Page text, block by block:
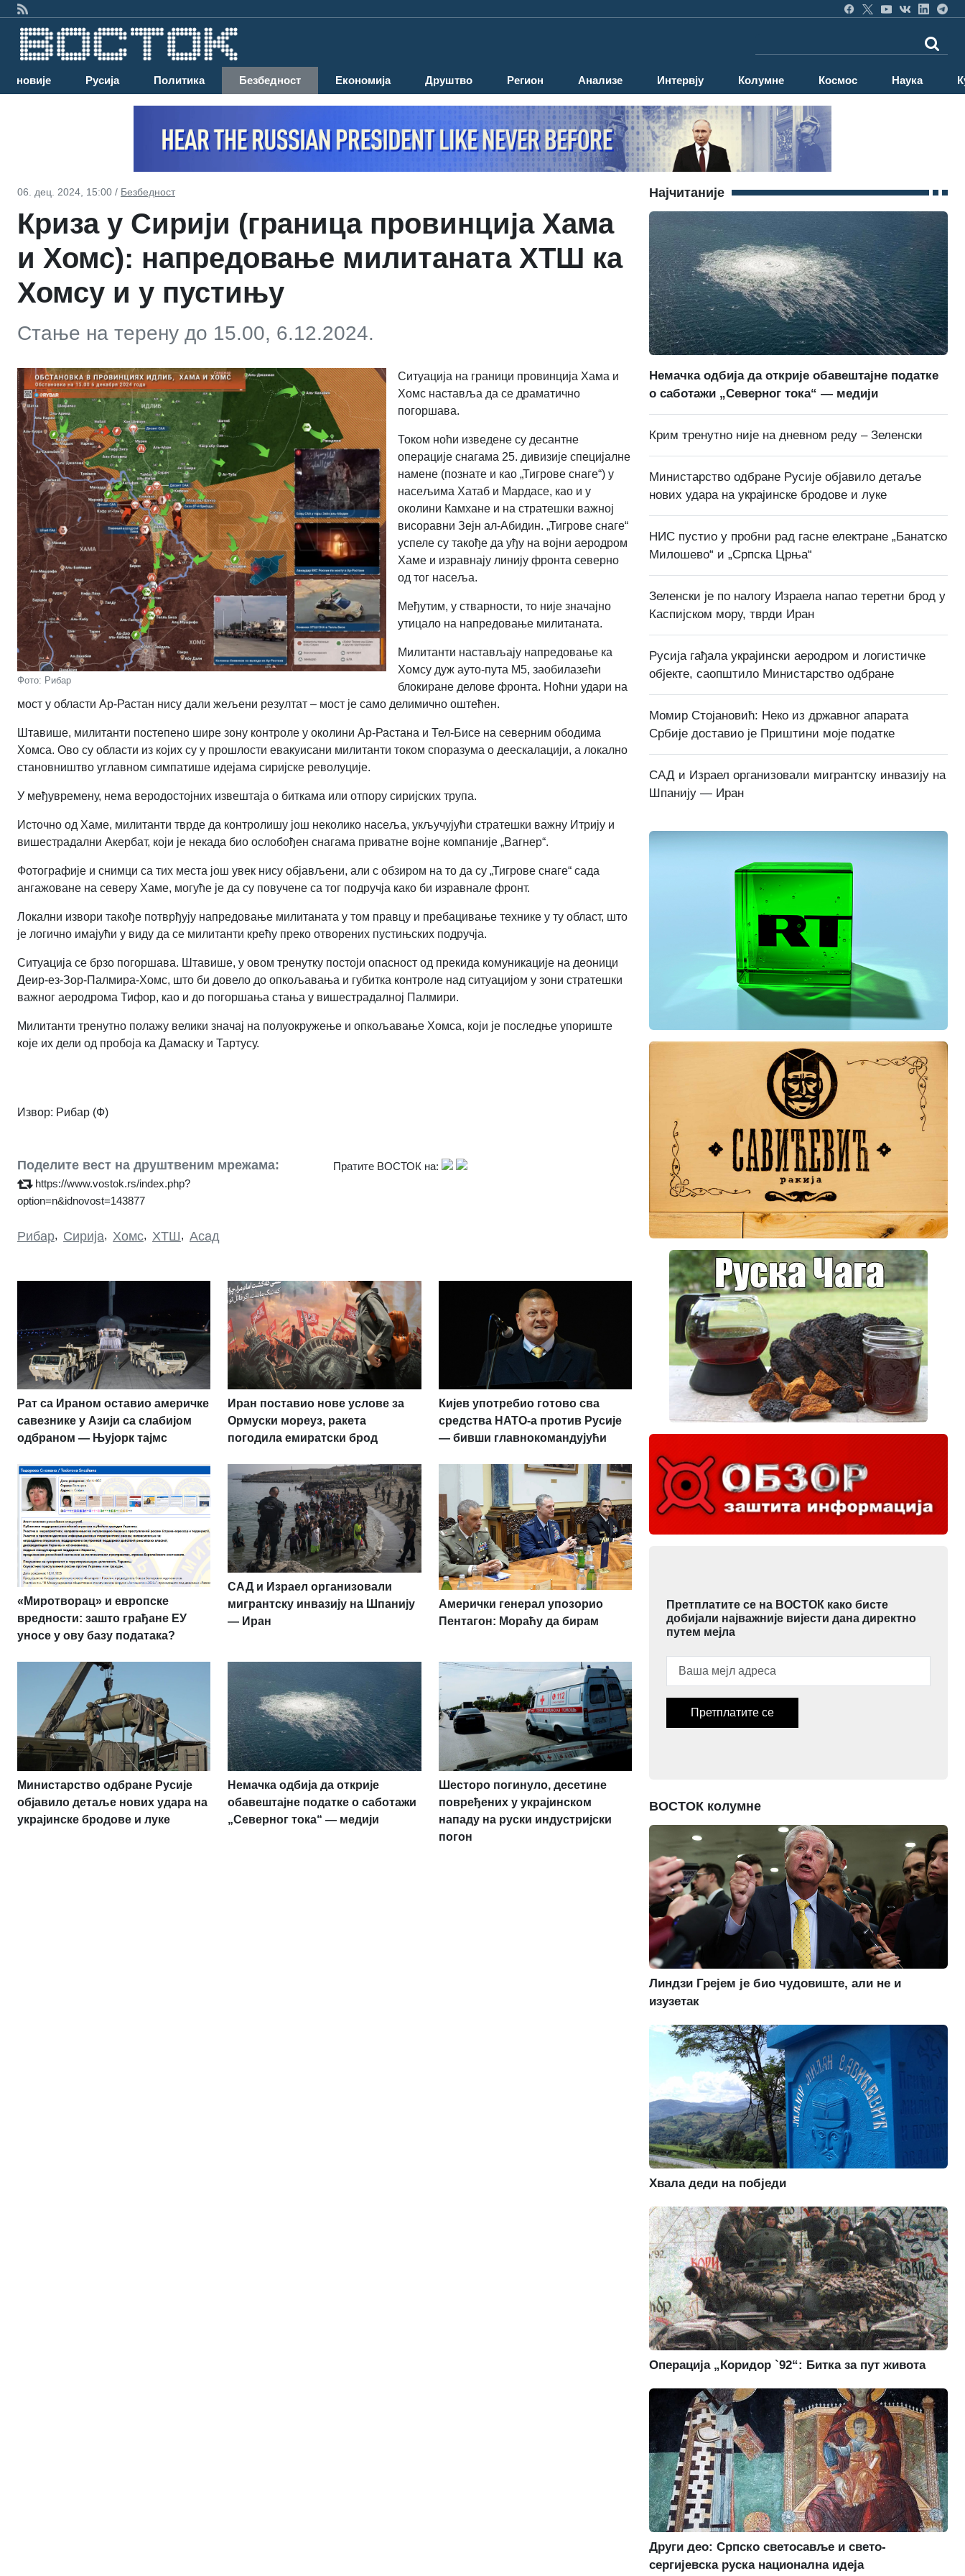
Најновије Русија Политика Безбедност Економија Друштво Регион Анализе Интервју Колумне Космос Наука
06. дец. 2024, 15:00 / Безбедност
Криза у Сирији (граница провинција Хама
и Хомс): напредовање милитаната ХТШ ка
Хомсу и у пустињу
Стање на терену до 15.00, 6.12.2024.
Фото: Рибар
Ситуација на граници провинција Хама и
Хомс наставља да се драматично
погоршава.
Током ноћи изведене су десантне
операције снагама 25. дивизије специјалне
намене (познате и као „Тигрове снаге“) у
насељима Хатаб и Мардасе, као и у
околини Камхане и на стратешки важној
висоравни Зејн ал-Абидин. „Тигрове снаге“
успеле су такође да уђу на војни аеродром
Хаме и изравнају линију фронта северно
од тог насеља.
Међутим, у стварности, то није значајно
утицало на напредовање милитаната.
Милитанти настављају напредовање ка
Хомсу дуж ауто-пута М5, заобилазећи
блокиране делове фронта. Ноћни удари на
мост у области Ар-Растан нису дали жељени резултат – мост је само делимично оштећен.
Штавише, милитанти постепено шире зону контроле у околини Ар-Растана и Тел-Бисе на северним ободима
Хомса. Ово су области из којих су у прошлости евакуисани милитанти током споразума о деескалацији, а локално
становништво углавном симпатише идејама сиријске револуције.
У међувремену, нема веродостојних извештаја о биткама или отпору сиријских трупа.
Источно од Хаме, милитанти тврде да контролишу још неколико насеља, укључујући стратешки важну Итрију и
вишестрадални Акербат, који је некада био ослобођен снагама приватне војне компаније „Вагнер“.
Фотографије и снимци са тих места још увек нису објављени, али с обзиром на то да су „Тигрове снаге“ сада
ангажоване на северу Хаме, могуће је да су повучене са тог подручја како би изравнале фронт.
Локални извори такође потврђују напредовање милитаната у том правцу и пребацивање технике у ту област, што
је логично имајући у виду да се милитанти крећу преко отворених пустињских подручја.
Ситуација се брзо погоршава. Штавише, у овом тренутку постоји опасност од прекида комуникације на деоници
Деир-ез-Зор-Палмира-Хомс, што би довело до опкољавања и губитка контроле над ситуацијом у зони стратешки
важног аеродрома Тифор, као и до погоршања стања у вишестрадалној Палмири.
Милитанти тренутно полажу велики значај на полуокружење и опкољавање Хомса, који је последње упориште
које их дели од пробоја ка Дамаску и Тартусу.
Извор: Рибар (Ф)
Поделите вест на друштвеним мрежама:
https://www.vostok.rs/index.php?
option=n&idnovost=143877
Пратите ВОСТОК на:
Рибар, Сирија, Хомс, ХТШ, Асад
Рат са Ираном оставио америчке
савезнике у Азији са слабијом
одбраном — Њујорк тајмс
Иран поставио нове услове за
Ормуски мореуз, ракета
погодила емиратски брод
Кијев употребио готово сва
средства НАТО-а против Русије
— бивши главнокомандујући
«Миротворац» и европске
вредности: зашто грађане ЕУ
уносе у ову базу података?
САД и Израел организовали
мигрантску инвазију на Шпанију
— Иран
Амерички генерал упозорио
Пентагон: Мораћу да бирам
Министарство одбране Русије
објавило детаље нових удара на
украјинске бродове и луке
Немачка одбија да открије
обавештајне податке о саботажи
„Северног тока“ — медији
Шесторо погинуло, десетине
повређених у украјинском
нападу на руски индустријски
погон
Најчитаније
Немачка одбија да открије обавештајне податке
о саботажи „Северног тока“ — медији
Крим тренутно није на дневном реду – Зеленски
Министарство одбране Русије објавило детаље
нових удара на украјинске бродове и луке
НИС пустио у пробни рад гасне електране „Банатско
Милошево“ и „Српска Црња“
Зеленски је по налогу Израела напао теретни брод у
Каспијском мору, тврди Иран
Русија гађала украјински аеродром и логистичке
објекте, саопштило Министарство одбране
Момир Стојановић: Неко из државног апарата
Србије доставио је Приштини моје податке
САД и Израел организовали мигрантску инвазију на
Шпанију — Иран
Претплатите се на ВОСТОК како бисте
добијали најважније вијести дана директно
путем мејла
Претплатите се
ВОСТОК колумне
Линдзи Грејем је био чудовиште, али не и
изузетак
Хвала деди на побједи
Операција „Коридор `92“: Битка за пут живота
Други део: Српско светосавље и свето-
сергијевска руска национална идеја